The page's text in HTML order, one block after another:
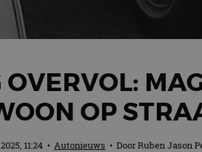
OP
11:24 • Autonieuws • DoorRuben Jason